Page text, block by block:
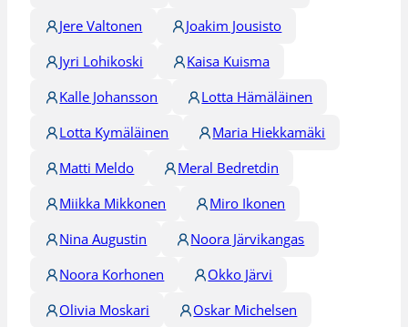
Jere Valtonen
Joakim Jousisto
Jyri Lohikoski
Kaisa Kuisma
Kalle Johansson
Lotta Hämäläinen
Lotta Kymäläinen
Maria Hiekkamäki
Matti Meldo
Meral Bedretdin
Miikka Mikkonen
Miro Ikonen
Nina Augustin
Noora Järvikangas
Noora Korhonen
Okko Järvi
Olivia Moskari
Oskar Michelsen